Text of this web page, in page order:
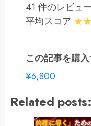
41 件のレビュ
平均スコア
この記事を購
¥6,800
Related posts: